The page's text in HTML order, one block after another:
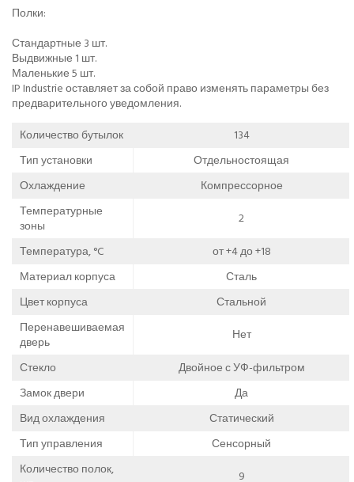
Полки:
Стандартные 3 шт.
Выдвижные 1 шт.
Маленькие 5 шт.
IP Industrie оставляет за собой право изменять параметры без
предварительного уведомления.
Количество бутылок
134
Тип установки
Отдельностоящая
Охлаждение
Компрессорное
Температурные
зоны
2
Температура, °C
от +4 до +18
Материал корпуса
Сталь
Цвет корпуса
Стальной
Перенавешиваемая
дверь
Нет
Стекло
Двойное с УФ-фильтром
Замок двери
Да
Вид охлаждения
Статический
Тип управления
Сенсорный
Количество полок,
9